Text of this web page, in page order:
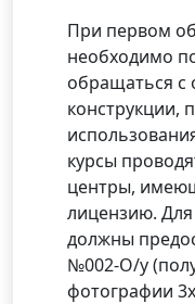
При первом
необходимо
обращаться с
конструкции,
курсы
центры,
лицензию.
должны
№002-О/у
фотографии